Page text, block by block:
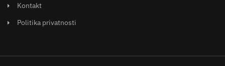
Kontakt
Politika privatnosti